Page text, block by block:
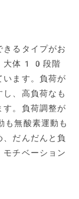
きるタイプがお
、大体10段階
います。負荷が
、高負荷なも
す。負荷調整が
無酸素運動も
だんだんと負
チベーション